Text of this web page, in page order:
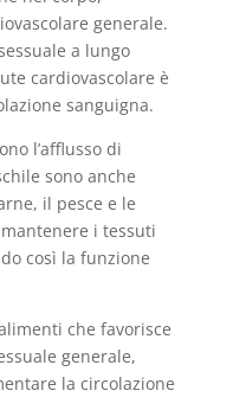
generale.
a lungo
cardiovascolare è
sanguigna.
l’afflusso di
sono anche
il pesce e le
i tessuti
così la funzione
che favorisce
generale,
la circolazione